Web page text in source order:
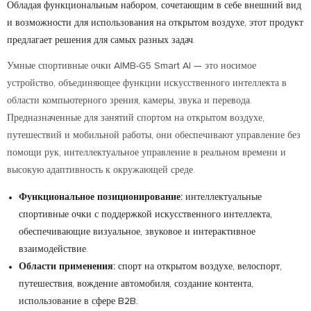
Обладая функциональным набором, сочетающим в себе внешний вид
и возможности для использования на открытом воздухе, этот продукт
предлагает решения для самых разных задач.
Умные спортивные очки AIMB-G5 Smart AI — это носимое
устройство, объединяющее функции искусственного интеллекта в
области компьютерного зрения, камеры, звука и перевода.
Предназначенные для занятий спортом на открытом воздухе,
путешествий и мобильной работы, они обеспечивают управление без
помощи рук, интеллектуальное управление в реальном времени и
высокую адаптивность к окружающей среде.
Функциональное позиционирование:интеллектуальные
спортивные очки с поддержкой искусственного интеллекта,
обеспечивающие визуальное, звуковое и интерактивное
взаимодействие.
Области применения:спорт на открытом воздухе, велоспорт,
путешествия, вождение автомобиля, создание контента,
использование в сфере B2B.